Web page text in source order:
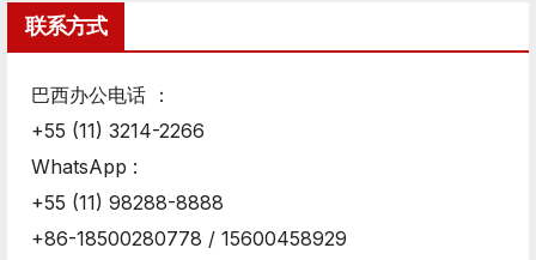
联系方式
巴西办公电话 ：
+55 (11) 3214-2266
WhatsApp :
+55 (11) 98288-8888
+86-18500280778 / 15600458929